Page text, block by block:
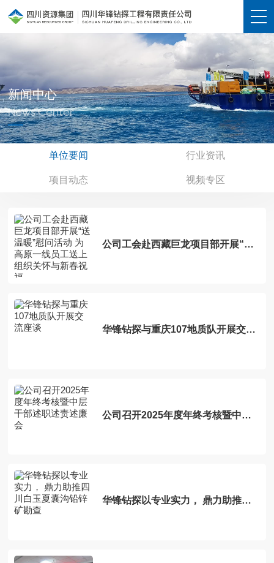
新闻中心
News Center
单位要闻 行业资讯
项目动态 视频专区
公司工会赴西藏巨龙项目部开展“送
华锋钻探与重庆107地质队开展交流
公司召开2025年度年终考核暨中层
华锋钻探以专业实力， 鼎力助推四